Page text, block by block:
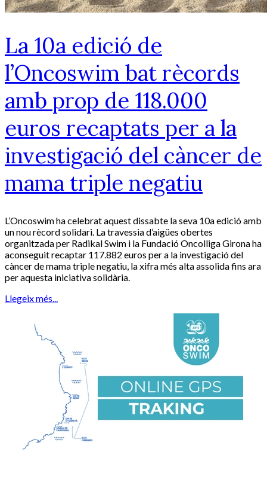
La 10a edició de
l’Oncoswim bat rècords
amb prop de 118.000
euros recaptats per a la
investigació del càncer de
mama triple negatiu
L’Oncoswim ha celebrat aquest dissabte la seva 10a edició amb
un nou rècord solidari. La travessia d’aigües obertes
organitzada per Radikal Swim i la Fundació Oncolliga Girona ha
aconseguit recaptar 117.882 euros per a la investigació del
càncer de mama triple negatiu, la xifra més alta assolida fins ara
per aquesta iniciativa solidària.
Llegeix més...